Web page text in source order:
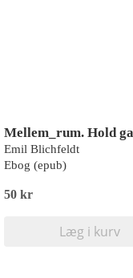
Emil Blichfeldt
Ebog (epub)
50 kr
Læg i kurv